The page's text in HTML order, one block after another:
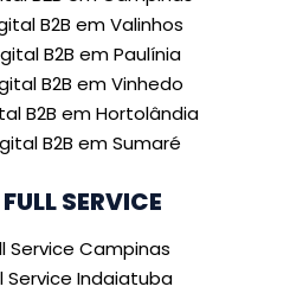
B2B em Valinhos
B2B em Paulínia
B2B em Vinhedo
B2B em Hortolândia
B2B em Sumaré
SERVICE
Service Campinas
Service Indaiatuba